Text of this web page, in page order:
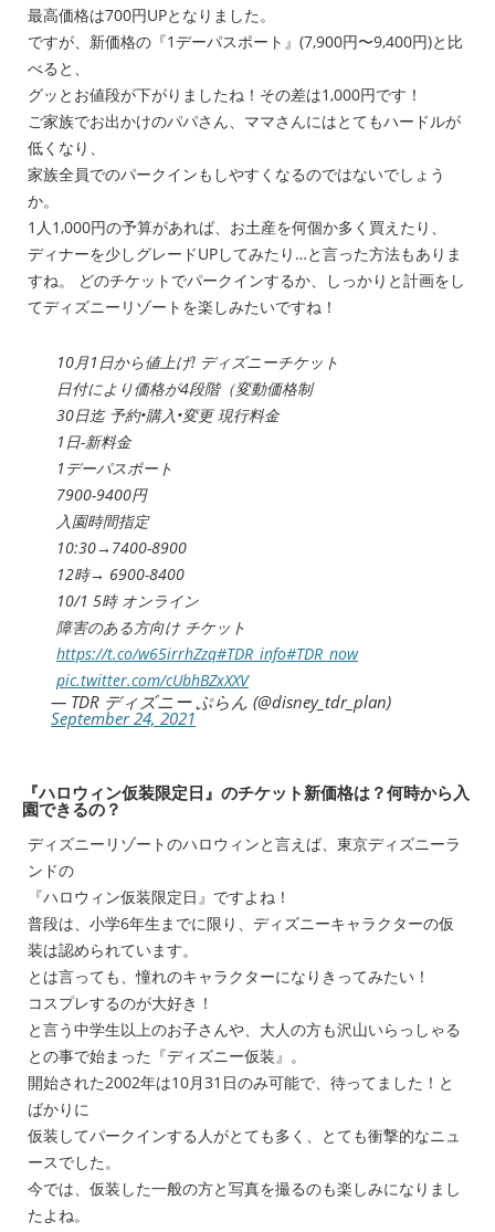
最高価格は700円UPとなりました。
ですが、新価格の『1デーパスポート』(7,900円〜9,400円)と比
べると、
グッとお値段が下がりましたね！その差は1,000円です！
ご家族でお出かけのパパさん、ママさんにはとてもハードルが
低くなり、
家族全員でのパークインもしやすくなるのではないでしょう
か。
1人1,000円の予算があれば、お土産を何個か多く買えたり、
ディナーを少しグレードUPしてみたり…と言った方法もありま
すね。 どのチケットでパークインするか、しっかりと計画をし
てディズニーリゾートを楽しみたいですね！
10月1日から値上げ! ディズニーチケット
日付により価格が4段階（変動価格制
30日迄 予約•購入•変更 現行料金
1日-新料金
1デーパスポート
7900-9400円
入園時間指定
10:30→7400-8900
12時→ 6900-8400
10/1 5時 オンライン
障害のある方向け チケット
https://t.co/w65irrhZzq#TDR_info#TDR_now
pic.twitter.com/cUbhBZxXXV
— TDR ディズニー ぷらん (@disney_tdr_plan)
September 24, 2021
『ハロウィン仮装限定日』のチケット新価格は？何時から入
園できるの？
ディズニーリゾートのハロウィンと言えば、東京ディズニーラ
ンドの
『ハロウィン仮装限定日』ですよね！
普段は、小学6年生までに限り、ディズニーキャラクターの仮
装は認められています。
とは言っても、憧れのキャラクターになりきってみたい！
コスプレするのが大好き！
と言う中学生以上のお子さんや、大人の方も沢山いらっしゃる
との事で始まった『ディズニー仮装』。
開始された2002年は10月31日のみ可能で、待ってました！と
ばかりに
仮装してパークインする人がとても多く、とても衝撃的なニュ
ースでした。
今では、仮装した一般の方と写真を撮るのも楽しみになりまし
たよね。